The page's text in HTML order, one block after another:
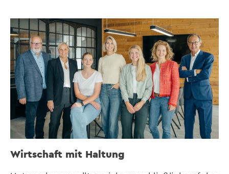
Wirtschaft mit Haltung